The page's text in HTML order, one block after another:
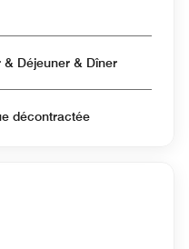
Ouvert pour Petit déjeuner & Déjeuner & Dîner
décontractée